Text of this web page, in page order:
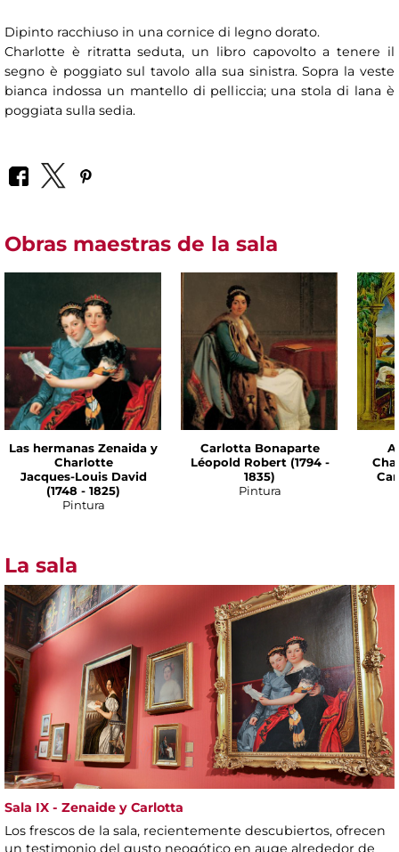
Dipinto racchiuso in una cornice di legno dorato.
Charlotte è ritratta seduta, un libro capovolto a tenere il
segno è poggiato sul tavolo alla sua sinistra. Sopra la veste
bianca indossa un mantello di pelliccia; una stola di lana è
poggiata sulla sedia.
Obras maestras de la sala
Las hermanas Zenaida y
Charlotte
Jacques-Louis David
(1748 - 1825)
Pintura
Carlotta Bonaparte
Léopold Robert (1794 -
1835)
Pintura
La sala
Sala IX - Zenaide y Carlotta
Los frescos de la sala, recientemente descubiertos, ofrecen
un testimonio del gusto neogótico en auge alrededor de